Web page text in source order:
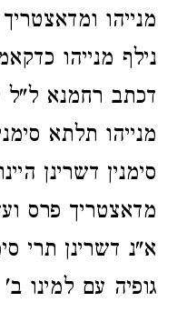
מנייהו
נילף מנייהו
דכתב רחמנא ל"ל
מנייהו תלתא
סימנין דשרינן
מדאצטריך פרס
א"נ דשרינן תרי
גופיה עם למינו